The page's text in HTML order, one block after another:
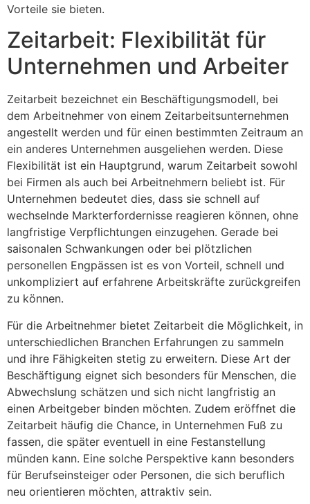
Vorteile sie bieten.
Zeitarbeit: Flexibilität für
Unternehmen und Arbeiter
Zeitarbeit bezeichnet ein Beschäftigungsmodell, bei
dem Arbeitnehmer von einem Zeitarbeitsunternehmen
angestellt werden und für einen bestimmten Zeitraum an
ein anderes Unternehmen ausgeliehen werden. Diese
Flexibilität ist ein Hauptgrund, warum Zeitarbeit sowohl
bei Firmen als auch bei Arbeitnehmern beliebt ist. Für
Unternehmen bedeutet dies, dass sie schnell auf
wechselnde Markterfordernisse reagieren können, ohne
langfristige Verpflichtungen einzugehen. Gerade bei
saisonalen Schwankungen oder bei plötzlichen
personellen Engpässen ist es von Vorteil, schnell und
unkompliziert auf erfahrene Arbeitskräfte zurückgreifen
zu können.
Für die Arbeitnehmer bietet Zeitarbeit die Möglichkeit, in
unterschiedlichen Branchen Erfahrungen zu sammeln
und ihre Fähigkeiten stetig zu erweitern. Diese Art der
Beschäftigung eignet sich besonders für Menschen, die
Abwechslung schätzen und sich nicht langfristig an
einen Arbeitgeber binden möchten. Zudem eröffnet die
Zeitarbeit häufig die Chance, in Unternehmen Fuß zu
fassen, die später eventuell in eine Festanstellung
münden kann. Eine solche Perspektive kann besonders
für Berufseinsteiger oder Personen, die sich beruflich
neu orientieren möchten, attraktiv sein.